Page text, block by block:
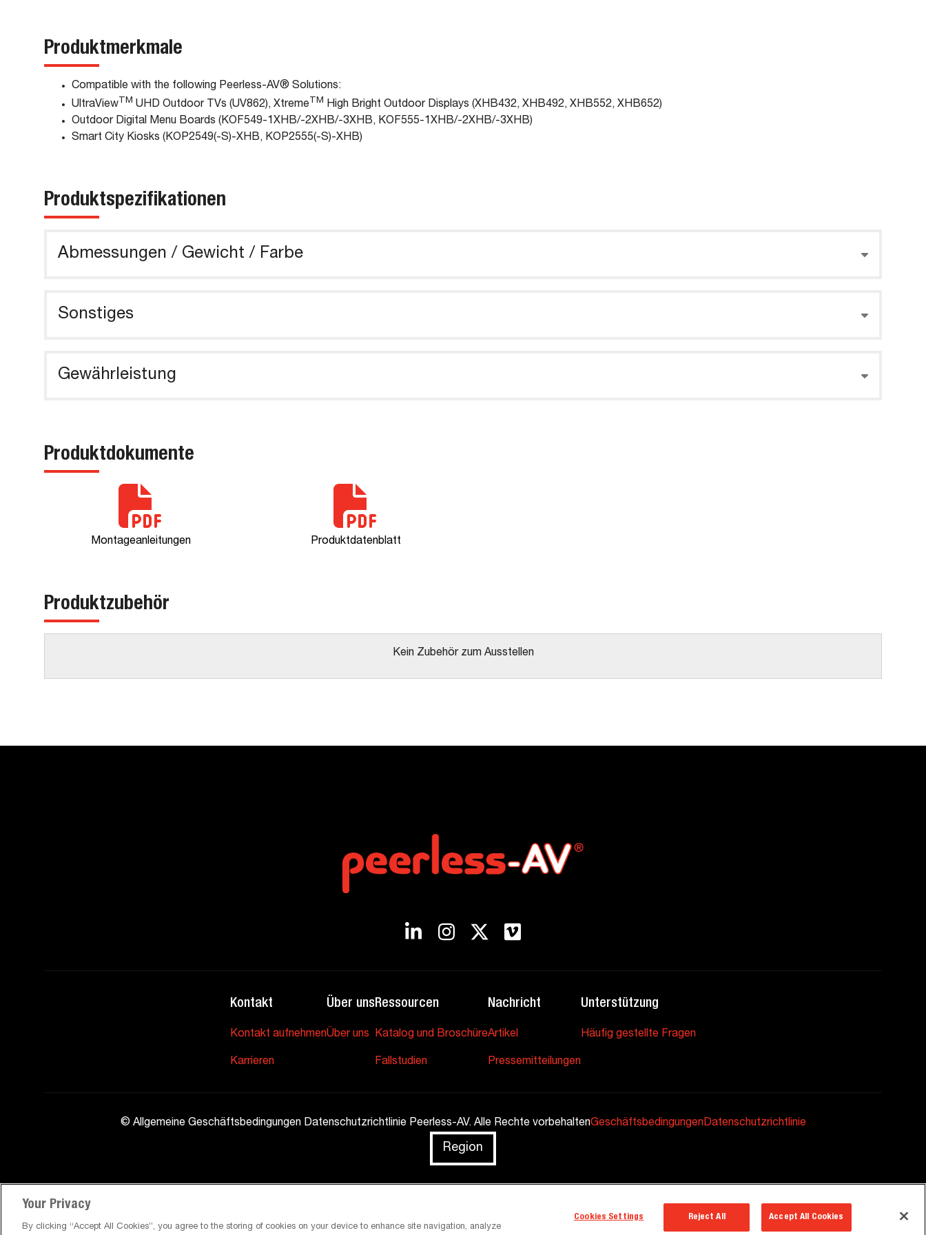
Produktmerkmale
Compatible with the following Peerless-AV® Solutions:
UltraView TM UHD Outdoor TVs (UV862), Xtreme TM High Bright Outdoor Displays (XHB432, XHB492, XHB552, XHB652)
Outdoor Digital Menu Boards (KOF549-1XHB/-2XHB/-3XHB, KOF555-1XHB/-2XHB/-3XHB)
Smart City Kiosks (KOP2549(-S)-XHB, KOP2555(-S)-XHB)
Produktspezifikationen
Abmessungen / Gewicht / Farbe
Sonstiges
Gewährleistung
Produktdokumente
Montageanleitungen Produktdatenblatt
Produktzubehör
Kein Zubehör zum Ausstellen
Kontakt
Kontakt aufnehmen
Karrieren
Über uns
Über uns
Ressourcen
Katalog und Broschüre
Fallstudien
Nachricht
Artikel
Pressemitteilungen
Unterstützung
Häufig gestellte Fragen
© Allgemeine Geschäftsbedingungen Datenschutzrichtlinie Peerless-AV. Alle Rechte vorbehaltenGeschäftsbedingungenDatenschutzrichtlinie
Region
Your Privacy
By clicking “Accept All Cookies”, you agree to the storing of cookies on your device to enhance site navigation, analyze
Cookies Settings Reject All Accept All Cookies